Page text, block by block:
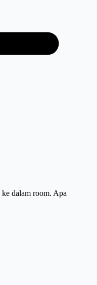
ke dalam room. Apa